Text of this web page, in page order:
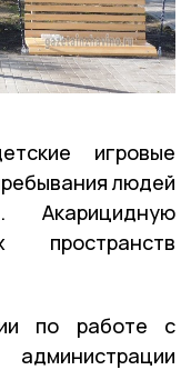
игровые
людей
Акарицидную
пространств
по работе с